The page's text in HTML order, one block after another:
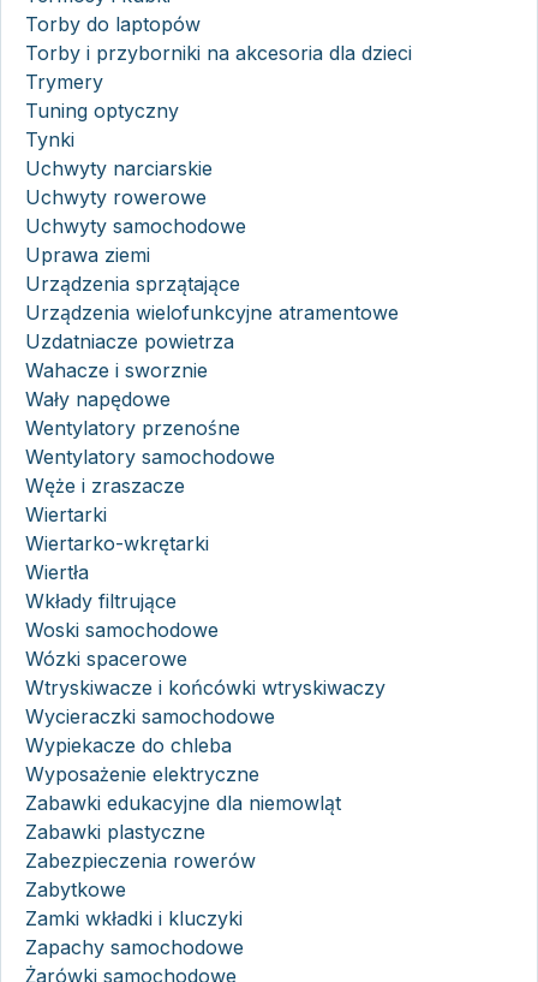
Torby do laptopów
Torby i przyborniki na akcesoria dla dzieci
Trymery
Tuning optyczny
Tynki
Uchwyty narciarskie
Uchwyty rowerowe
Uchwyty samochodowe
Uprawa ziemi
Urządzenia sprzątające
Urządzenia wielofunkcyjne atramentowe
Uzdatniacze powietrza
Wahacze i sworznie
Wały napędowe
Wentylatory przenośne
Wentylatory samochodowe
Węże i zraszacze
Wiertarki
Wiertarko-wkrętarki
Wiertła
Wkłady filtrujące
Woski samochodowe
Wózki spacerowe
Wtryskiwacze i końcówki wtryskiwaczy
Wycieraczki samochodowe
Wypiekacze do chleba
Wyposażenie elektryczne
Zabawki edukacyjne dla niemowląt
Zabawki plastyczne
Zabezpieczenia rowerów
Zabytkowe
Zamki wkładki i kluczyki
Zapachy samochodowe
Żarówki samochodowe